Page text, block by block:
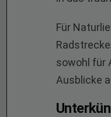
Für
sowohl für
Ausblicke